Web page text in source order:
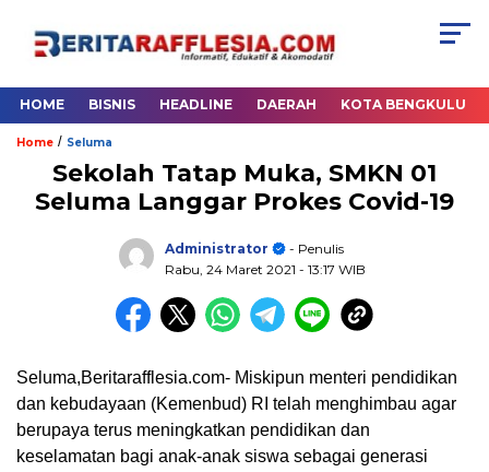
HOME BISNIS HEADLINE DAERAH KOTA BENGKULU
Home / Seluma
Sekolah Tatap Muka, SMKN 01
Seluma Langgar Prokes Covid-19
Administrator
- Penulis
Rabu, 24 Maret 2021 - 13:17 WIB
Seluma,Beritarafflesia.com- Miskipun menteri pendidikan
dan kebudayaan (Kemenbud) RI telah menghimbau agar
berupaya terus meningkatkan pendidikan dan
keselamatan bagi anak-anak siswa sebagai generasi